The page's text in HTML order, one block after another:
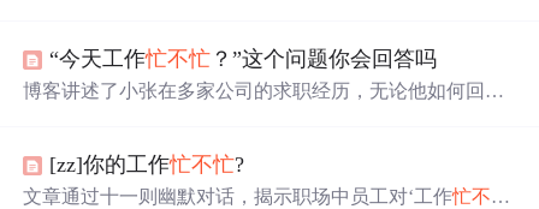
客人走后再进去，还提及中国式人际关系要点。
“今天工作忙不忙 ？”这个问题你会回答吗
博客讲述了小张在多家公司的求职经历，无论他如何回答
因房东要自营而结束，在寺庙也答非所问。
[zz]你的工作忙不忙?
文章通过十一则幽默对话，揭示职场中员工对‘工作忙不忙